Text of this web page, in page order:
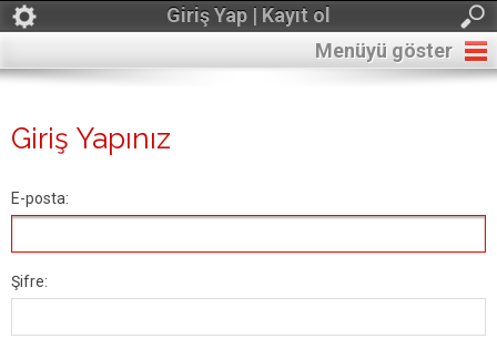
Giriş Yap | Kayıt ol
Menüyü göster
Giriş Yapınız
E-posta:
Şifre: